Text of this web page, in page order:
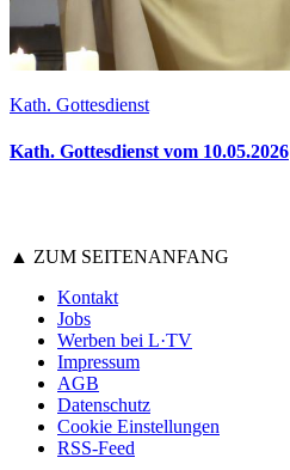
Kath. Gottesdienst
Kath. Gottesdienst vom 10.05.2026
▲ ZUM SEITENANFANG
Kontakt
Jobs
Werben bei L·TV
Impressum
AGB
Datenschutz
Cookie Einstellungen
RSS-Feed